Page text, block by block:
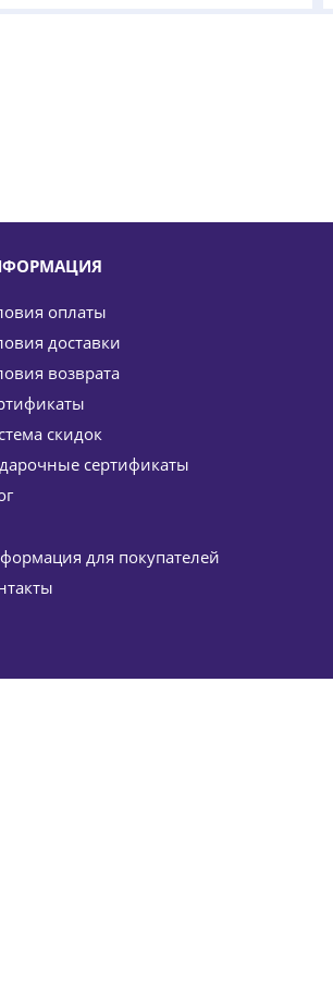
Cosmetics 30 мл
оплаты
доставки
возврата
скидок
сертификаты
для покупателей